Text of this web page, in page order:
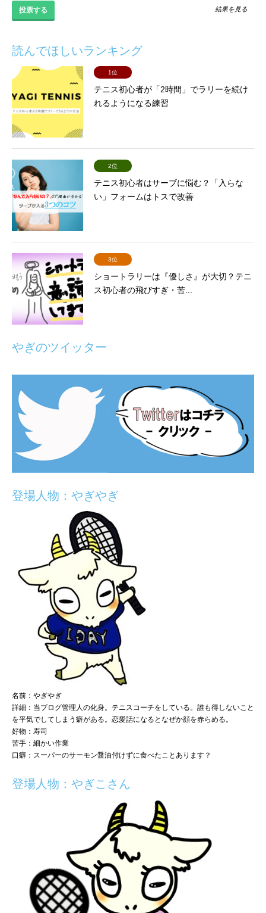
結果を見る
読んでほしいランキング
1位
テニス初心者が「2時間」でラリーを続け
れるようになる練習
2位
テニス初心者はサーブに悩む？「入らな
い」フォームはトスで改善
3位
ショートラリーは『優しさ』が大切？テニ
ス初心者の飛びすぎ・苦...
やぎのツイッター
登場人物：やぎやぎ
名前：やぎやぎ
詳細：当ブログ管理人の化身。テニスコーチをしている。誰も得しないこと
を平気でしてしまう癖がある。恋愛話になるとなぜか顔を赤らめる。
好物：寿司
苦手：細かい作業
口癖：スーパーのサーモン醤油付けずに食べたことあります？
登場人物：やぎこさん